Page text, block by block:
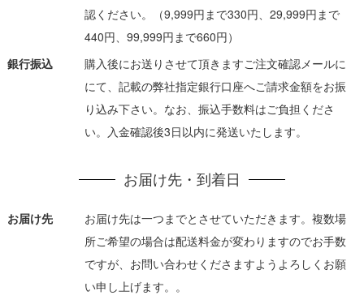
認ください。（9,999円まで330円、29,999円まで
440円、99,999円まで660円）
銀行振込
購入後にお送りさせて頂きますご注文確認メールに
にて、記載の弊社指定銀行口座へご請求金額をお振
り込み下さい。なお、振込手数料はご負担くださ
い。入金確認後3日以内に発送いたします。
お届け先・到着日
お届け先
お届け先は一つまでとさせていただきます。複数場
所ご希望の場合は配送料金が変わりますのでお手数
ですが、お問い合わせくださますようよろしくお願
い申し上げます。。